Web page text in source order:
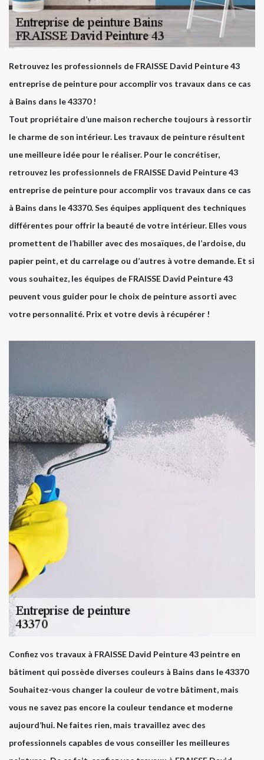
Retrouvez les professionnels de FRAISSE David Peinture 43
entreprise de peinture pour accomplir vos travaux dans ce cas
à Bains dans le 43370 !
Tout propriétaire d’une maison recherche toujours à ressortir
le charme de son intérieur. Les travaux de peinture résultent
une meilleure idée pour le réaliser. Pour le concrétiser,
retrouvez les professionnels de FRAISSE David Peinture 43
entreprise de peinture pour accomplir vos travaux dans ce cas
à Bains dans le 43370. Ses équipes appliquent des techniques
différentes pour offrir la beauté de votre intérieur. Elles vous
promettent de l’habiller avec des mosaïques, de l’ardoise, du
papier peint, et du carrelage ou d’autres à votre demande. Et si
vous souhaitez, les équipes de FRAISSE David Peinture 43
peuvent vous guider pour le choix de peinture assorti avec
votre personnalité. Prix et votre devis à récupérer !
Confiez vos travaux à FRAISSE David Peinture 43 peintre en
bâtiment qui possède diverses couleurs à Bains dans le 43370
Souhaitez-vous changer la couleur de votre bâtiment, mais
vous ne savez pas encore la couleur tendance et moderne
aujourd’hui. Ne faites rien, mais travaillez avec des
professionnels capables de vous conseiller les meilleures